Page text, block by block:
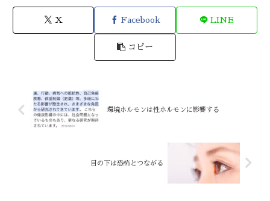
X Facebook LINE
コピー
環境ホルモンは性ホルモンに影響する
目の下は恐怖とつながる